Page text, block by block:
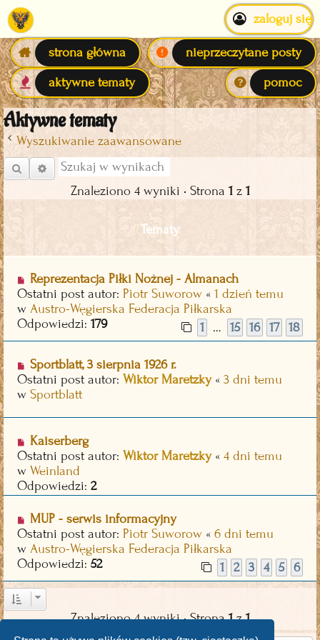
zaloguj się
strona główna
nieprzeczytane posty
aktywne tematy
pomoc
Aktywne tematy
Wyszukiwanie zaawansowane
Szukaj Wyszukiwanie zaawansowane
Znaleziono 4 wyniki • Strona 1z 1
Tematy
N
o
w
y
p
s
t
Reprezentacja Piłki Nożnej - Almanach
Ostatni post autor: Piotr Suworow « 1 dzień temu
w Austro-Węgierska Federacja Piłkarska
Odpowiedzi: 179 1 … 15 16 17 18
N
o
w
o
s
t
Sportblatt, 3 sierpnia 1926 r.
Ostatni post autor: Wiktor Maretzky« 3 dni temu
w Sportblatt
N
o
w
y
p
o
s
t
Kaiserberg
Ostatni post autor: Wiktor Maretzky« 4 dni temu
w Weinland
Odpowiedzi: 2
N
o
w
y
p
o
s
t
MUP - serwis informacyjny
Ostatni post autor: Piotr Suworow « 6 dni temu
w Austro-Węgierska Federacja Piłkarska
Odpowiedzi: 52 1 2 3 4 5 6
Znaleziono 4 wyniki • Strona1z1